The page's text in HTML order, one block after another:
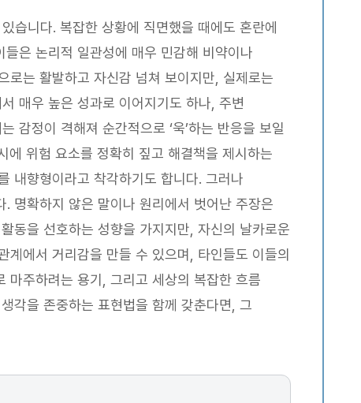
습니다. 복잡한 상황에 직면했을 때에도 혼란에
은 논리적 일관성에 매우 민감해 비약이나
로는 활발하고 자신감 넘쳐 보이지만, 실제로는
매우 높은 성과로 이어지기도 하나, 주변
감정이 격해져 순간적으로 ‘욱’하는 반응을 보일
위험 요소를 정확히 짚고 해결책을 제시하는
내향형이라고 착각하기도 합니다. 그러나
명확하지 않은 말이나 원리에서 벗어난 주장은
동을 선호하는 성향을 가지지만, 자신의 날카로운
에서 거리감을 만들 수 있으며, 타인들도 이들의
마주하려는 용기, 그리고 세상의 복잡한 흐름
각을 존중하는 표현법을 함께 갖춘다면, 그